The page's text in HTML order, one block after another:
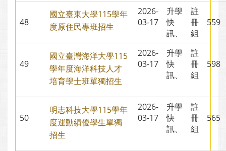
48
國立臺東大學115學年
度原住民專班招生
2026-
03-17
升學
快
訊、
註
冊
組
49
國立臺灣海洋大學115
學年度海洋科技人才
培育學士班單獨招生
2026-
03-17
升學
快
訊、
註
冊
組
50
明志科技大學115學年
度運動績優學生單獨
招生
2026-
03-17
升學
快
訊、
註
冊
組